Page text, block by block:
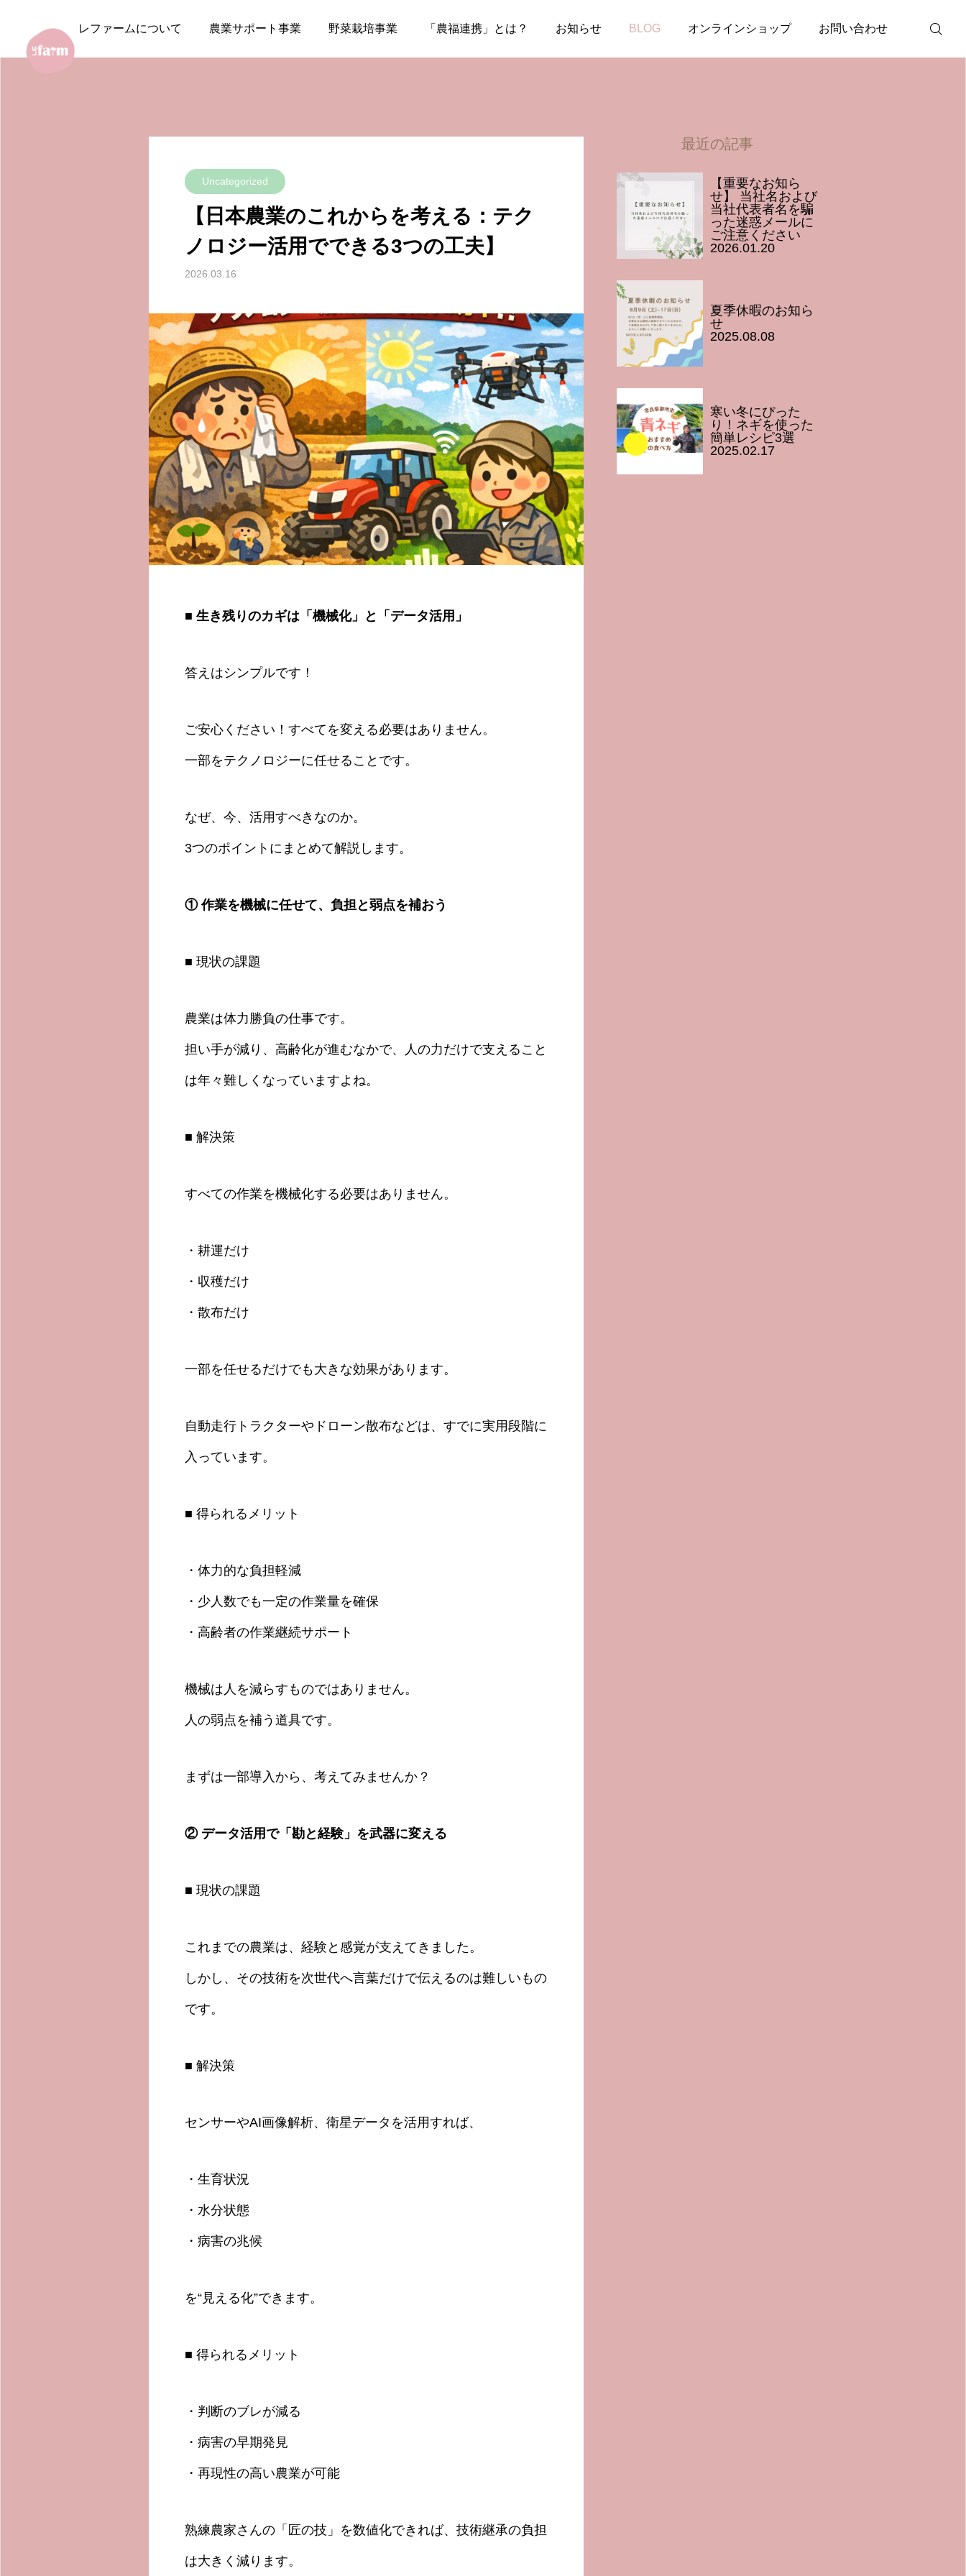
レファームについて 農業サポート事業 野菜栽培事業 「農福連携」とは？ お知らせ BLOG オンラインショップ お問い合わせ
レファームHOME BLOG Uncategorized 【日本農業のこれからを考える：テクノロジー活用でできる3つの工夫】
Uncategorized
【日本農業のこれからを考える：テク
ノロジー活用でできる3つの工夫】
2026.03.16
■ 生き残りのカギは「機械化」と「データ活用」
答えはシンプルです！
ご安心ください！すべてを変える必要はありません。
一部をテクノロジーに任せることです。
なぜ、今、活用すべきなのか。
3つのポイントにまとめて解説します。
①作業を機械に任せて、負担と弱点を補おう
■ 現状の課題
農業は体力勝負の仕事です。
担い手が減り、高齢化が進むなかで、人の力だけで支えること
は年々難しくなっていますよね。
■ 解決策
すべての作業を機械化する必要はありません。
・耕運だけ
・収穫だけ
・散布だけ
一部を任せるだけでも大きな効果があります。
自動走行トラクターやドローン散布などは、すでに実用段階に
入っています。
■ 得られるメリット
・体力的な負担軽減
・少人数でも一定の作業量を確保
・高齢者の作業継続サポート
機械は人を減らすものではありません。
人の弱点を補う道具です。
まずは一部導入から、考えてみませんか？
② データ活用で「勘と経験」を武器に変える
■ 現状の課題
これまでの農業は、経験と感覚が支えてきました。
しかし、その技術を次世代へ言葉だけで伝えるのは難しいもの
です。
■ 解決策
センサーやAI画像解析、衛星データを活用すれば、
・生育状況
・水分状態
・病害の兆候
を“見える化”できます。
■ 得られるメリット
・判断のブレが減る
・病害の早期発見
・再現性の高い農業が可能
熟練農家さんの「匠の技」を数値化できれば、技術継承の負担
は大きく減ります。
最近の記事
【重要なお知ら
せ】 当社名および
当社代表者名を騙
った迷惑メールに
ご注意ください
2026.01.20
夏季休暇のお知ら
せ
2025.08.08
寒い冬にぴった
り！ネギを使った
簡単レシピ3選
2025.02.17